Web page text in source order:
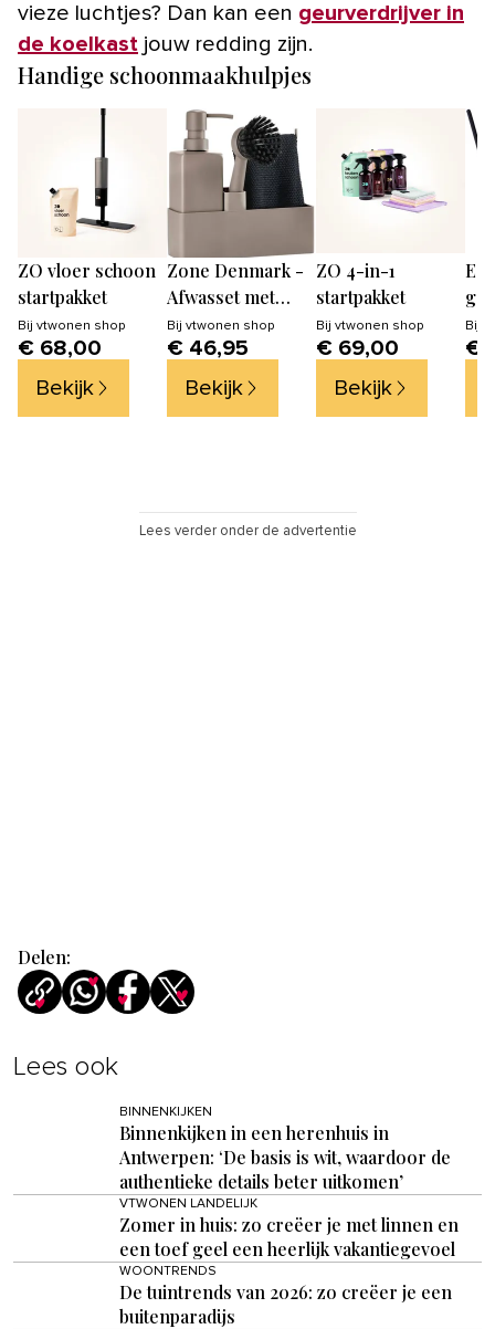
vieze luchtjes? Dan kan een geurverdrijver in
de koelkast jouw redding zijn.
Handige schoonmaakhulpjes
ZO vloer schoon
startpakket
Bij vtwonen shop
€ 68,00
Bekijk
Zone Denmark -
Afwasset met
vaatdoekje -
Zeepdispenser en
afwasborstel
Bij vtwonen shop
€ 46,95
Bekijk
ZO 4-in-1
startpakket
Bij vtwonen shop
€ 69,00
Bekijk
-
Bij
€
Lees verder onder de advertentie
Delen:
Lees ook
BINNENKIJKEN
Binnenkijken in een herenhuis in
Antwerpen: ‘De basis is wit, waardoor de
authentieke details beter uitkomen’
VTWONEN LANDELIJK
Zomer in huis: zo creëer je met linnen en
een toef geel een heerlijk vakantiegevoel
WOONTRENDS
De tuintrends van 2026: zo creëer je een
buitenparadijs